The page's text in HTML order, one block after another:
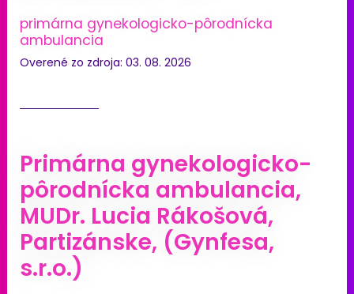
primárna gynekologicko-pôrodnícka
ambulancia
Overené zo zdroja: 03. 08. 2026
Primárna gynekologicko-
pôrodnícka ambulancia,
MUDr. Lucia Rákošová,
Partizánske, (Gynfesa,
s.r.o.)